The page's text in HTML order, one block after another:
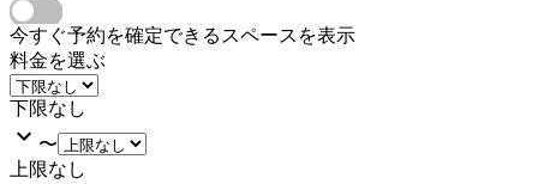
今すぐ予約を確定できるスペースを表示
料金を選ぶ
下限なし
〜
上限なし